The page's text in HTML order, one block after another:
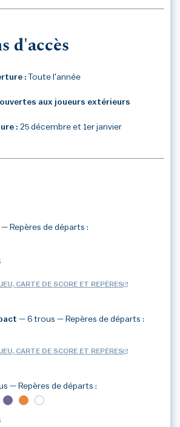
d'accès
: Toute l'année
aux joueurs extérieurs
: 25 décembre et 1er janvier
— Repères de départs :
CARTE DE SCORE ET REPÈRES
— 6 trous — Repères de départs :
CARTE DE SCORE ET REPÈRES
— Repères de départs :